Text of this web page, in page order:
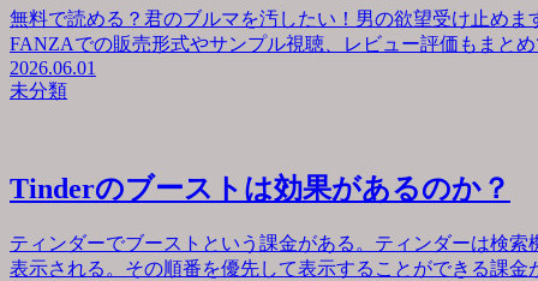
無料で読める？君のブルマを汚したい！男の欲望受け止めま
FANZAでの販売形式やサンプル視聴、レビュー評価もまとめ
2026.06.01
未分類
Tinderのブーストは効果があるのか？
ティンダーでブーストという課金がある。ティンダーは検
表示される。その順番を優先して表示することができる課